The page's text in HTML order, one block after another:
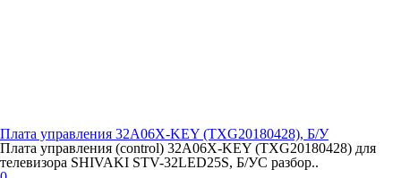
Плата управления 32A06X-KEY (TXG20180428), Б/У
Плата управления (control) 32A06X-KEY (TXG20180428) для
телевизора SHIVAKI STV-32LED25S, Б/УС разбор..